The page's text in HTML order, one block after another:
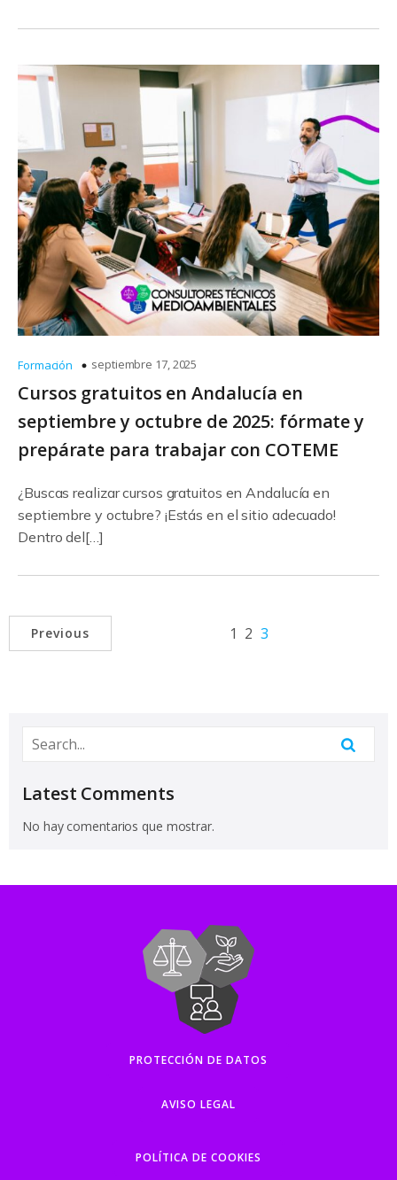
Formación septiembre 17, 2025
Cursos gratuitos en Andalucía en
septiembre y octubre de 2025: fórmate y
prepárate para trabajar con COTEME
¿Buscas realizar cursos gratuitos en Andalucía en
septiembre y octubre? ¡Estás en el sitio adecuado!
Dentro del[…]
Previous 1 2 3
Latest Comments
No hay comentarios que mostrar.
PROTECCIÓN DE DATOS
AVISO LEGAL
POLÍTICA DE COOKIES